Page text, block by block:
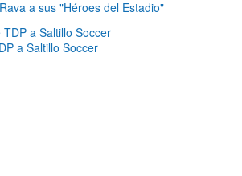
a sus "Héroes del Estadio"
a Saltillo Soccer